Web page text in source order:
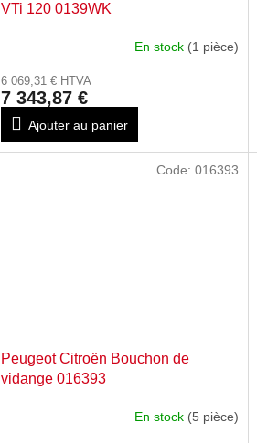
VTi 120 0139WK
En stock (1 pièce)
6 069,31 € HTVA
7 343,87 €
Ajouter au panier
Peugeot Citroën Bouchon de
vidange 016393
En stock (5 pièce)
Code: 016393